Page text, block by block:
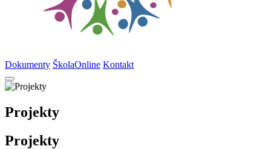
Dokumenty ŠkolaOnline Kontakt
Projekty
Projekty